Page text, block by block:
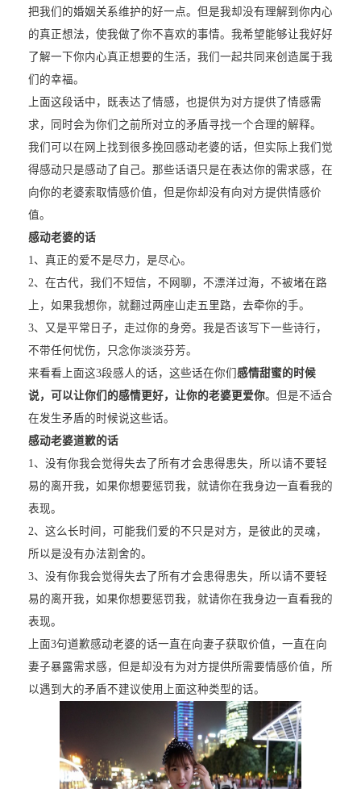
把我们的婚姻关系维护的好一点。但是我却没有理解到你内心
的真正想法，使我做了你不喜欢的事情。我希望能够让我好好
了解一下你内心真正想要的生活，我们一起共同来创造属于我
们的幸福。
上面这段话中，既表达了情感，也提供为对方提供了情感需
求，同时会为你们之前所对立的矛盾寻找一个合理的解释。
我们可以在网上找到很多挽回感动老婆的话，但实际上我们觉
得感动只是感动了自己。那些话语只是在表达你的需求感，在
向你的老婆索取情感价值，但是你却没有向对方提供情感价
值。
感动老婆的话
1、真正的爱不是尽力，是尽心。
2、在古代，我们不短信，不网聊，不漂洋过海，不被堵在路
上，如果我想你，就翻过两座山走五里路，去牵你的手。
3、又是平常日子，走过你的身旁。我是否该写下一些诗行，
不带任何忧伤，只念你淡淡芬芳。
来看看上面这3段感人的话，这些话在你们 感情甜蜜的时候
说，可以让你们的感情更好，让你的老婆更爱你。但是不适合
在发生矛盾的时候说这些话。
感动老婆道歉的话
1、没有你我会觉得失去了所有才会患得患失，所以请不要轻
易的离开我，如果你想要惩罚我，就请你在我身边一直看我的
表现。
2、这么长时间，可能我们爱的不只是对方，是彼此的灵魂，
所以是没有办法割舍的。
3、没有你我会觉得失去了所有才会患得患失，所以请不要轻
易的离开我，如果你想要惩罚我，就请你在我身边一直看我的
表现。
上面3句道歉感动老婆的话一直在向妻子获取价值，一直在向
妻子暴露需求感，但是却没有为对方提供所需要情感价值，所
以遇到大的矛盾不建议使用上面这种类型的话。